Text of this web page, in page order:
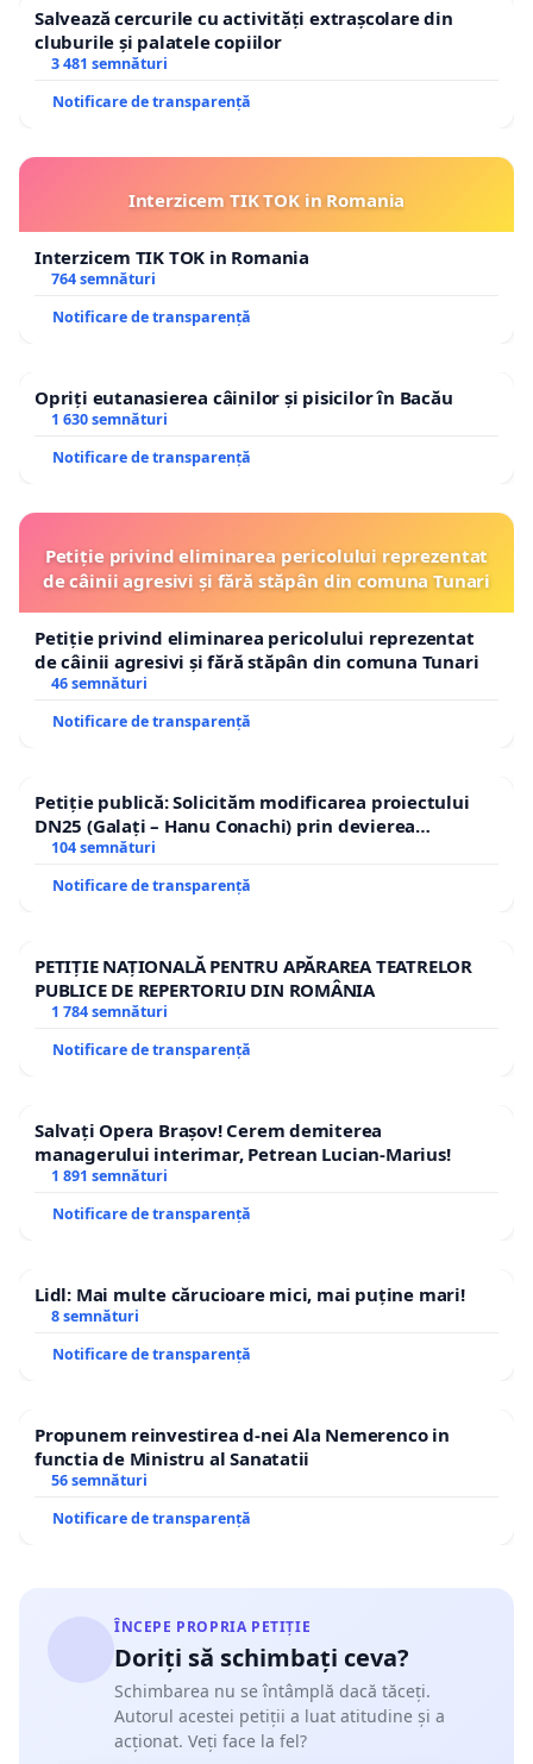
Salvează cercurile cu activități extrașcolare din
cluburile și palatele copiilor
3 481 semnături
Notificare de transparență
Interzicem TIK TOK in Romania
Interzicem TIK TOK in Romania
764 semnături
Notificare de transparență
Opriți eutanasierea câinilor și pisicilor în Bacău
1 630 semnături
Notificare de transparență
Petiție privind eliminarea pericolului reprezentat
de câinii agresivi și fără stăpân din comuna Tunari
Petiție privind eliminarea pericolului reprezentat
de câinii agresivi și fără stăpân din comuna Tunari
46 semnături
Notificare de transparență
Petiție publică: Solicităm modificarea proiectului
DN25 (Galați – Hanu Conachi) prin devierea
traseului în afara localităților!
104 semnături
Notificare de transparență
PETIȚIE NAȚIONALĂ PENTRU APĂRAREA TEATRELOR
PUBLICE DE REPERTORIU DIN ROMÂNIA
1 784 semnături
Notificare de transparență
Salvați Opera Brașov! Cerem demiterea
managerului interimar, Petrean Lucian-Marius!
1 891 semnături
Notificare de transparență
Lidl: Mai multe cărucioare mici, mai puține mari!
8 semnături
Notificare de transparență
Propunem reinvestirea d-nei Ala Nemerenco in
functia de Ministru al Sanatatii
56 semnături
Notificare de transparență
ÎNCEPE PROPRIA PETIȚIE
Doriți să schimbați ceva?
Schimbarea nu se întâmplă dacă tăceți.
Autorul acestei petiții a luat atitudine și a
acționat. Veți face la fel?